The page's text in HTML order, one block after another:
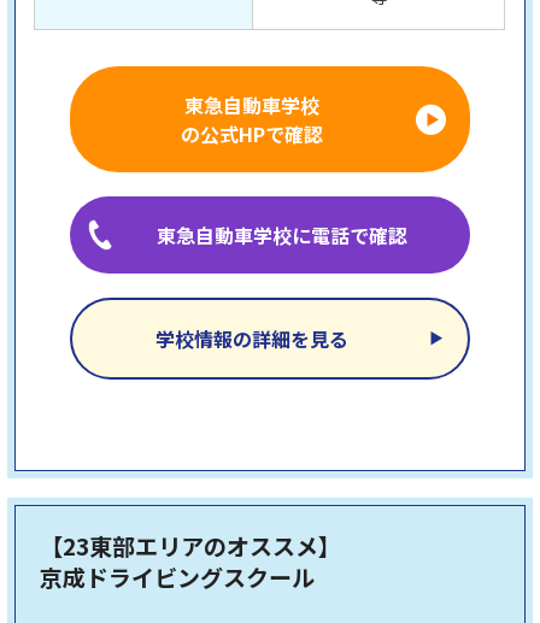
東急自動車学校
の公式HPで確認
東急自動車学校に電話で確認
学校情報の詳細を見る
【23東部エリアのオススメ】
京成ドライビングスクール